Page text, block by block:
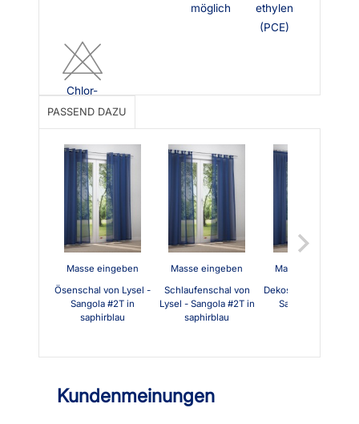
möglich
ethylen
(PCE)
Chlor-
bleiche
nicht
möglich
PASSEND DAZU
Masse eingeben
Ösenschal von Lysel -
Sangola #2T in
saphirblau
Masse eingeben
Schlaufenschal von
Lysel - Sangola #2T in
saphirblau
Masse eingeben
Dekoschal von Lysel -
Sangola #2T in
Kundenmeinungen